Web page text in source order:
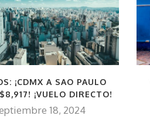
¡CDMX A SAO PAULO
¡VUELO DIRECTO!
18, 2024